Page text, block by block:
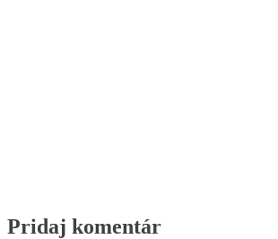
Pridaj komentár